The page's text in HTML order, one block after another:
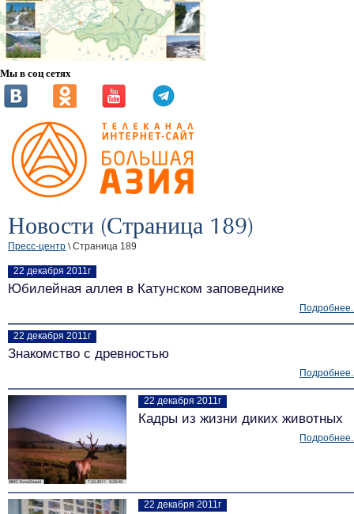
Мы в соц сетях
Новости (Страница 189)
Пресс-центр \ Страница 189
22 декабря 2011г
Юбилейная аллея в Катунском заповеднике
22 декабря 2011г
Знакомство с древностью
22 декабря 2011г
Кадры из жизни диких животных
22 декабря 2011г